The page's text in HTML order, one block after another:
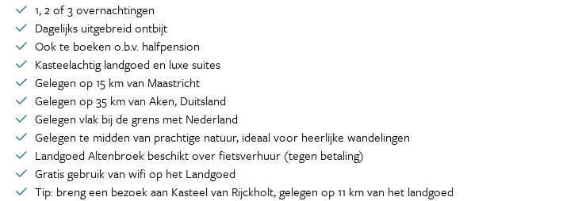
1, 2 of 3 overnachtingen
Dagelijks uitgebreid ontbijt
Ook te boeken o.b.v. halfpension
Kasteelachtig landgoed en luxe suites
Gelegen op 15 km van Maastricht
Gelegen op 35 km van Aken, Duitsland
Gelegen vlak bij de grens met Nederland
Gelegen te midden van prachtige natuur, ideaal voor heerlijke wandelingen
Landgoed Altenbroek beschikt over fietsverhuur (tegen betaling)
Gratis gebruik van wifi op het Landgoed
Tip: breng een bezoek aan Kasteel van Rijckholt, gelegen op 11 km van het landgoed